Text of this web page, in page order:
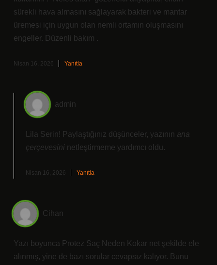
sürekli hava almasını sağlayarak bakteri ve mantar
üremesi için uygun olan nemli ortamın oluşmasını
engeller. Düzenli bakım .
Nisan 16, 2026 Yanıtla
admin
Lila Serin! Paylaştığınız düşünceler, yazının ana
çerçevesini netleştirmeme yardımcı oldu.
Nisan 16, 2026 Yanıtla
Cihan
Yazı boyunca Protez Saç Neden Kokar net şekilde ele
alınmış, yine de bazı sorular cevapsız kalıyor. Bunu